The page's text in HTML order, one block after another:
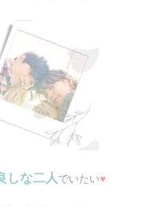
しな二人でいたい♥